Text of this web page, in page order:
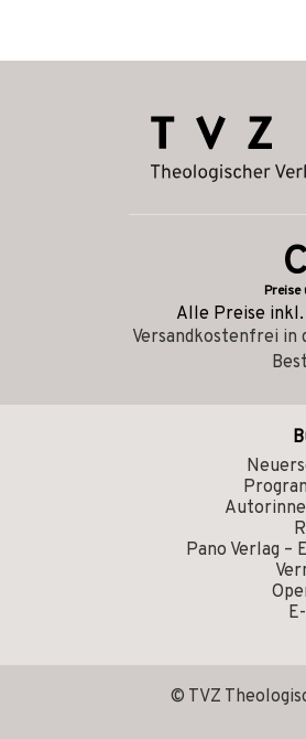
Preise
Alle Preise
Versandkostenfrei in
Pano Verlag –
© TVZ